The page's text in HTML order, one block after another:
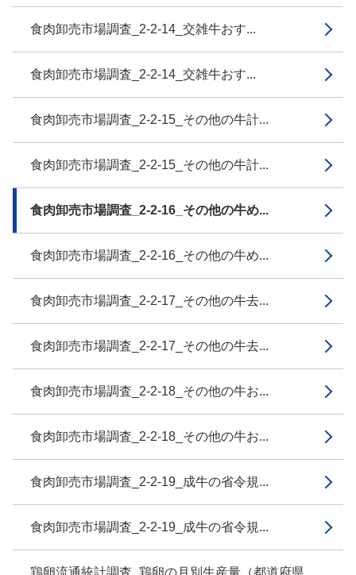
食肉卸売市場調査_2-2-14_交雑牛おす...
食肉卸売市場調査_2-2-14_交雑牛おす...
食肉卸売市場調査_2-2-15_その他の牛計...
食肉卸売市場調査_2-2-15_その他の牛計...
食肉卸売市場調査_2-2-16_その他の牛め...
食肉卸売市場調査_2-2-16_その他の牛め...
食肉卸売市場調査_2-2-17_その他の牛去...
食肉卸売市場調査_2-2-17_その他の牛去...
食肉卸売市場調査_2-2-18_その他の牛お...
食肉卸売市場調査_2-2-18_その他の牛お...
食肉卸売市場調査_2-2-19_成牛の省令規...
食肉卸売市場調査_2-2-19_成牛の省令規...
鶏卵流通統計調査_鶏卵の月別生産量（都道府県